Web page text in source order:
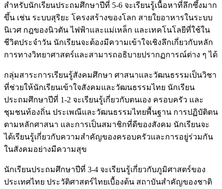
สำหรับนักเรียนประถมศึกษาปีที่ 5-6 จะเรียนรู้เนื้อหาที่ลึกซึ้งมาก
ขึ้น เช่น ระบบสุริยะ โครงสร้างของโลก สายใยอาหารในระบบ
นิเวศ กฎของนิวตัน ไฟฟ้าและแม่เหล็ก และเทคโนโลยีที่ใช้ใน
ชีวิตประจำวัน นักเรียนจะต้องมีความเข้าใจเชิงลึกเกี่ยวกับหลัก
การทางวิทยาศาสตร์และสามารถอธิบายปรากฏการณ์ต่าง ๆ ได้
กลุ่มสาระการเรียนรู้สังคมศึกษา ศาสนาและวัฒนธรรมเป็นวิชา
ที่ช่วยให้นักเรียนเข้าใจสังคมและวัฒนธรรมไทย นักเรียน
ประถมศึกษาปีที่ 1-2 จะเรียนรู้เกี่ยวกับตนเอง ครอบครัว และ
ชุมชนท้องถิ่น ประเพณีและวัฒนธรรมไทยพื้นฐาน การปฏิบัติตน
ตามหลักศาสนา และการเป็นสมาชิกที่ดีของสังคม นักเรียนจะ
ได้เรียนรู้เกี่ยวกับความสำคัญของครอบครัวและการอยู่ร่วมกัน
ในสังคมอย่างมีความสุข
นักเรียนประถมศึกษาปีที่ 3-4 จะเรียนรู้เกี่ยวกับภูมิศาสตร์ของ
ประเทศไทย ประวัติศาสตร์ไทยเบื้องต้น สถาบันสำคัญของชาติ